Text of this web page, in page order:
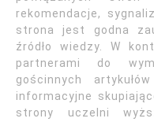
rekomendacje,
strona jest godna
źródło wiedzy. W
partnerami do
gościnnych
informacyjne
strony uczelni